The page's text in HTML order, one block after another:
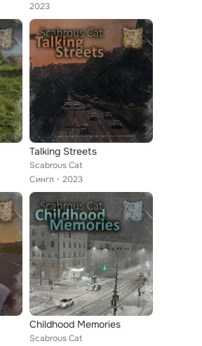
2023
Talking Streets
Scabrous Cat
Сингл
2023
Childhood Memories
Scabrous Cat